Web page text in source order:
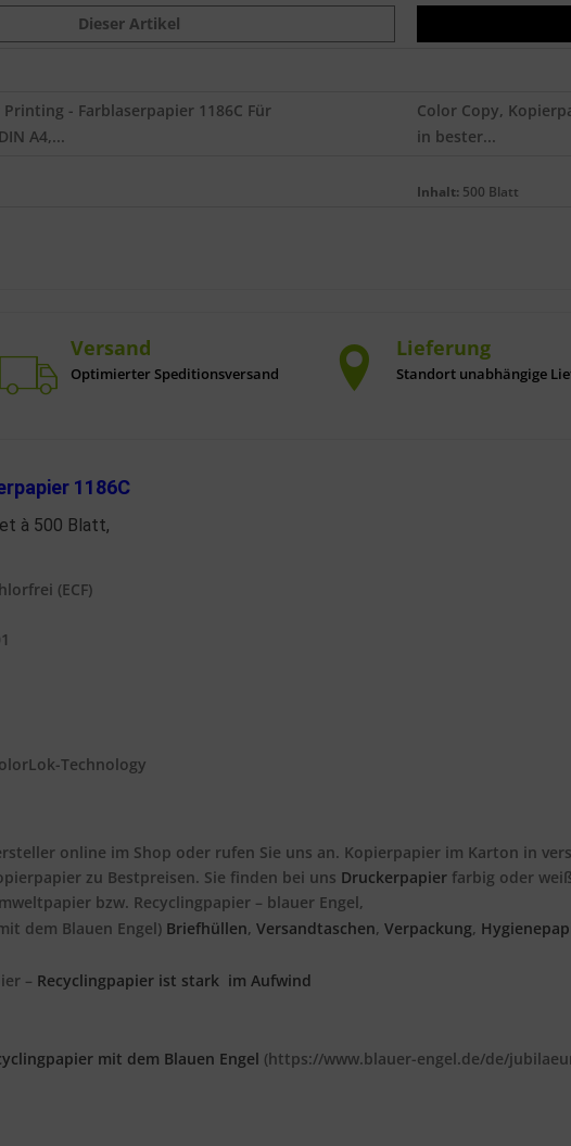
Dieser Artikel
- Farblaserpapier 1186C Für
A4,...
Color Copy,
in bester...
Inhalt: 500 Blatt
Versand
Optimierter Speditionsversand
Lieferung
Standort unabhängige
1186C
à 500 Blatt,
(ECF)
Technology
online im Shop oder rufen Sie uns an. Kopierpapier im Karton in
zu Bestpreisen. Sie finden bei uns Druckerpapier farbig oder
bzw. Recyclingpapier – blauer Engel,
dem Blauen Engel) Briefhüllen, Versandtaschen, Verpackung,
– Recyclingpapier ist stark im Aufwind
mit dem Blauen Engel (https://www.blauer-engel.de/de/